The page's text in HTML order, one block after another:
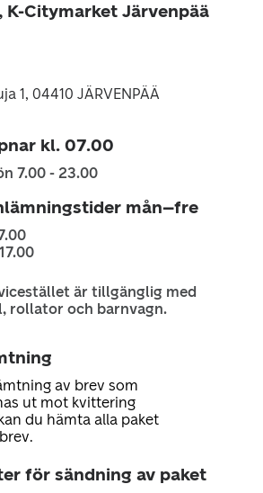
K-Citymarket Järvenpää
1, 04410 JÄRVENPÄÄ
kl. 07.00
7.00 - 23.00
mån–fre
är tillgänglig med
rollator och barnvagn.
av brev som
ut mot kvittering
du hämta alla paket
för sändning av paket